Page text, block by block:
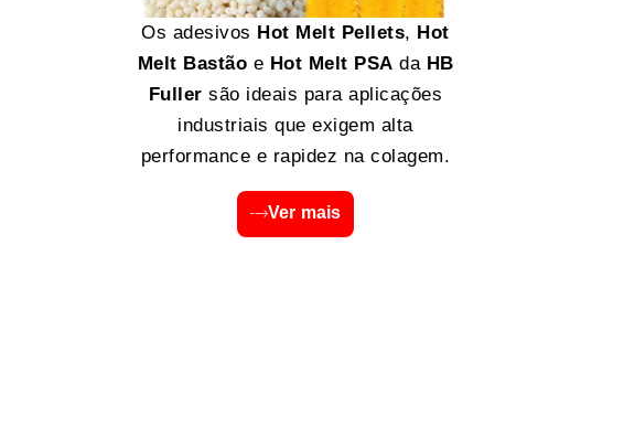
Os adesivos Hot Melt Pellets, Hot
Melt Bastão e Hot Melt PSA da HB
Fuller são ideais para aplicações
industriais que exigem alta
performance e rapidez na colagem.
Ver mais